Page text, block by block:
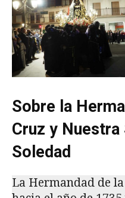
Sobre la
Cruz y Nuestra
Soledad
La Hermandad de